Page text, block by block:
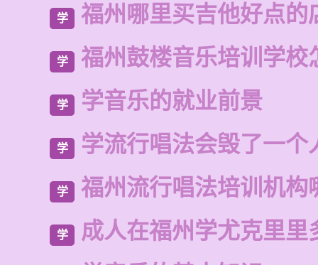
学 福州哪里买吉他好点的
学 福州鼓楼音乐培训学校
学 学音乐的就业前景
学 学流行唱法会毁了一个
学 福州流行唱法培训机构
学
成人在福州学尤克里里